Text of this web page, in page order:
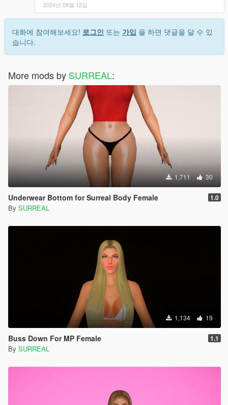
2024년 08월 12일
대화에 참여해보세요! 로그인 또는 가입 을 하면 댓글을 달 수 있
습니다.
More mods by SURREAL:
1,711 30
Underwear Bottom for Surreal Body Female 1.0
By SURREAL
1,134 19
Buss Down For MP Female 1.1
By SURREAL